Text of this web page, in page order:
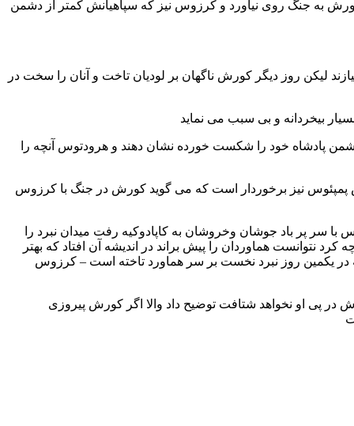
به جنگ روی نیاورد و کرزوس نیز که سپاهیانش کمتر از دشمن
لیکن روز دیگر کورش ناگهان بر لودیان تاخت و آنان را سخت در
بیخردانه و بی سبب می نماید
پادشاه خود را شکست خورده نشان دهند و هرودتوس آنچه را
پمپئوس نیز برخوردار است که می گوید کورش در جنگ با کرزوس
سر پر باد جوشان وخروشان به کاپادوکیه رفت میدان نبرد را
هماوردان را پیش براند در اندیشه آن افتاد که بهتر
در یکمین روز نبرد نخست بر سر هماورد تاخته است – کرزوس
در پی او نخواهد شتافت توضیح داد والا اگر کورش پیروزی